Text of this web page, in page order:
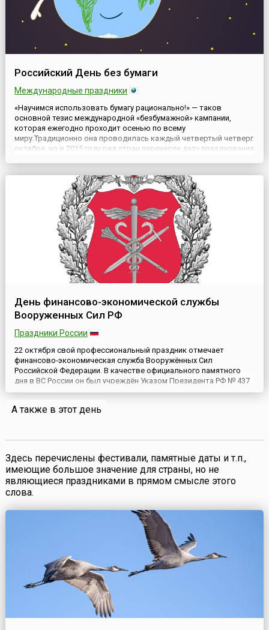
Российский День без бумаги
Международные праздники
«Научимся использовать бумагу рационально!» — таков
основной тезис международной «безбумажной» кампании,
которая ежегодно проходит осенью по всему
миру.Традиционно она проводилась каждый четвертый четверг
октября, но в 2015 году ряд стран перенесли дату празднования
День финансово-экономической службы
Вооруженных Сил РФ
Праздники России
22 октября свой профессиональный праздник отмечает
финансово-экономическая служба Вооружённых Сил
Российской Федерации. В качестве официального памятного
дня в ВС России он был учреждён Указом Президента РФ № 437
от 24 августа 2015 года о внесении изменений в Указ № 549 от 31
и памятных дней в Вооруженных Силах Российской
А также в этот день
Здесь перечислены фестивали, памятные даты и т.п.,
имеющие большое значение для страны, но не
являющиеся праздниками в прямом смысле этого
слова.